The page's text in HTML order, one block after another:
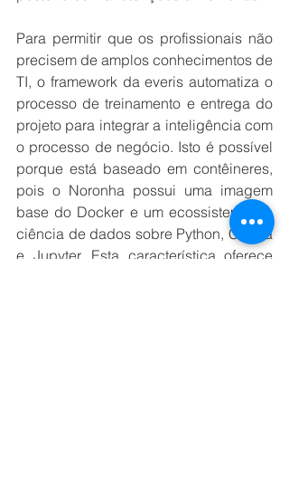
Para permitir que os profissionais não
precisem de amplos conhecimentos de
TI, o framework da everis automatiza o
processo de treinamento e entrega do
projeto para integrar a inteligência com
o processo de negócio. Isto é possível
porque está baseado em contêineres,
pois o Noronha possui uma imagem
base do Docker e um ecossistema de
ciência de dados sobre Python, Conda
e Jupyter. Esta característica oferece